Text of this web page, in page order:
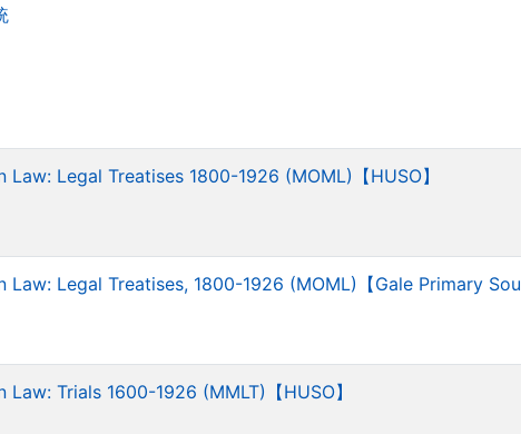
Legal Treatises 1800-1926 (MOML)【HUSO】
Legal Treatises, 1800-1926 (MOML)【Gale Primary
Trials 1600-1926 (MMLT)【HUSO】